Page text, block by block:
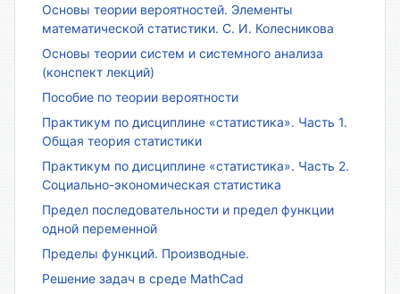
Основы теории вероятностей. Элементы
математической статистики. С. И. Колесникова
Основы теории систем и системного анализа
(конспект лекций)
Пособие по теории вероятности
Практикум по дисциплине «статистика». Часть 1.
Общая теория статистики
Практикум по дисциплине «статистика». Часть 2.
Социально-экономическая статистика
Предел последовательности и предел функции
одной переменной
Пределы функций. Производные.
Решение задач в среде MathCad